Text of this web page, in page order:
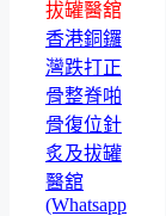
拔罐醫舘
香港銅鑼
灣跌打正
骨整脊啪
骨復位針
炙及拔罐
醫舘
(Whatsapp